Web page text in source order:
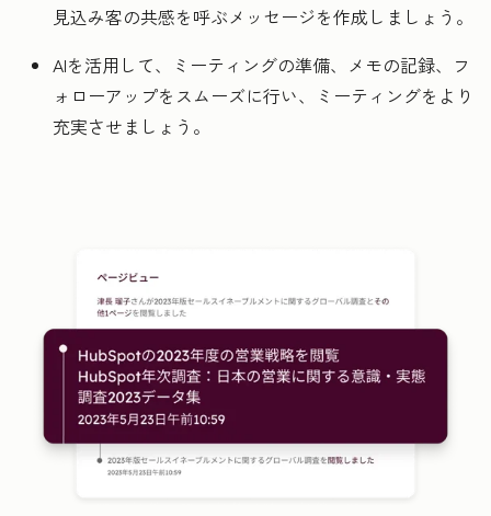
見込み客の共感を呼ぶメッセージを作成しましょう。
AIを活用して、ミーティングの準備、メモの記録、フ
ォローアップをスムーズに行い、ミーティングをより
充実させましょう。